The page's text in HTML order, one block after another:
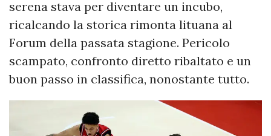
serena stava per diventare un incubo,
ricalcando la storica rimonta lituana al
Forum della passata stagione. Pericolo
scampato, confronto diretto ribaltato e un
buon passo in classifica, nonostante tutto.